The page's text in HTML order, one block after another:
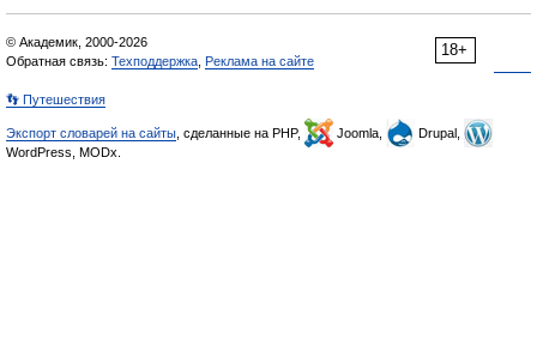
18+
© Академик, 2000-2026
Обратная связь: Техподдержка Реклама на сайте
👣 Путешествия
Экспорт словарей на сайты , сделанные на PHP, Joomla,
Drupal,
WordPress, MODx.